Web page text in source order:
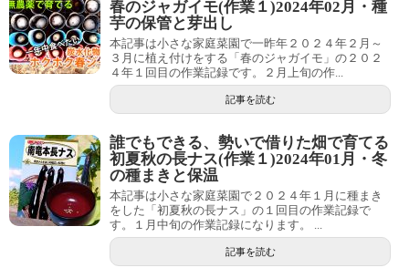
春のジャガイモ(作業１)2024年02月・種
芋の保管と芽出し
本記事は小さな家庭菜園で一昨年２０２４年２月～
３月に植え付けをする「春のジャガイモ」の２０２
４年１回目の作業記録です。２月上旬の作...
記事を読む
誰でもできる、勢いで借りた畑で育てる
初夏秋の長ナス(作業１)2024年01月・冬
の種まきと保温
本記事は小さな家庭菜園で２０２４年１月に種まき
をした「初夏秋の長ナス」の１回目の作業記録で
す。１月中旬の作業記録になります。 ...
記事を読む